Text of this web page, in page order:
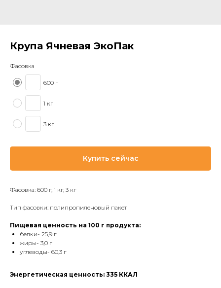
Крупа Ячневая ЭкоПак
Фасовка
600 г
1 кг
3 кг
Купить сейчас
Фасовка: 600 г, 1 кг, 3 кг
Тип фасовки: полипропиленовый пакет
Пищевая ценность на 100 г продукта:
белки- 25,9 г
жиры- 3,0 г
углеводы- 60,3 г
Энергетическая ценность: 335 ККАЛ